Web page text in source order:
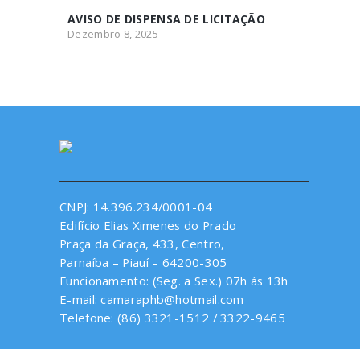
AVISO DE DISPENSA DE LICITAÇÃO
Dezembro 8, 2025
CNPJ: 14.396.234/0001-04
Edifício Elias Ximenes do Prado
Praça da Graça, 433, Centro,
Parnaíba – Piauí – 64200-305
Funcionamento: (Seg. a Sex.) 07h ás 13h
E-mail: camaraphb@hotmail.com
Telefone: (86) 3321-1512 / 3322-9465